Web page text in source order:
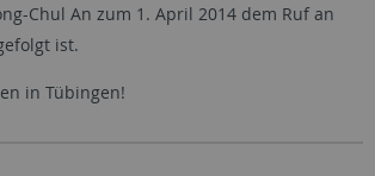
Chul An zum 1. April 2014 dem Ruf an
ist.
in Tübingen!